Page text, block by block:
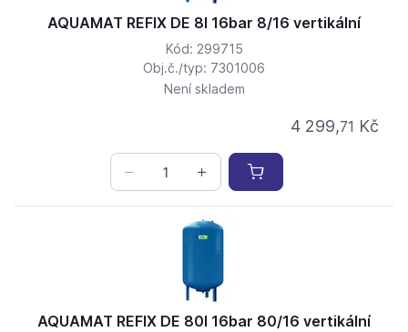
AQUAMAT REFIX DE 8l 16bar 8/16 vertikální
Kód: 299715
Obj.č./typ: 7301006
Není skladem
4 299,71 Kč
AQUAMAT REFIX DE 80l 16bar 80/16 vertikální